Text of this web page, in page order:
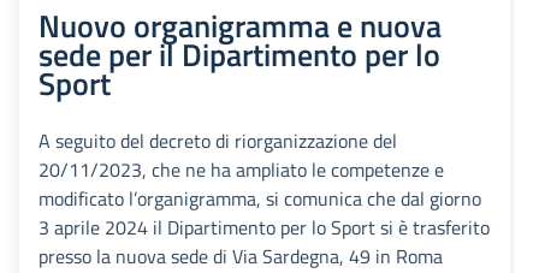
Nuovo organigramma e nuova
sede per il Dipartimento per lo
Sport
A seguito del decreto di riorganizzazione del
20/11/2023, che ne ha ampliato le competenze e
modificato l’organigramma, si comunica che dal giorno
3 aprile 2024 il Dipartimento per lo Sport si è trasferito
presso la nuova sede di Via Sardegna, 49 in Roma